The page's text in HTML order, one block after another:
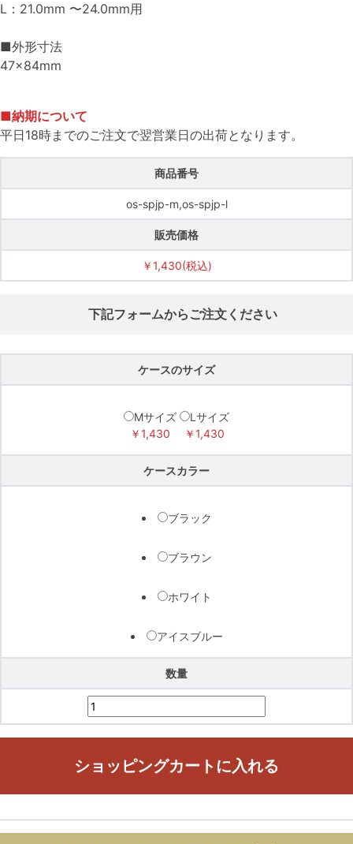
L：21.0mm 〜24.0mm用
■外形寸法
47×84mm
■納期について
平日18時までのご注文で翌営業日の出荷となります。
商品番号
os-spjp-m,os-spjp-l
販売価格
￥1,430(税込)
下記フォームからご注文ください
ケースのサイズ
Mサイズ
￥1,430
Lサイズ
￥1,430
ケースカラー
ブラック
ブラウン
ホワイト
アイスブルー
数量
ショッピングカートに入れる